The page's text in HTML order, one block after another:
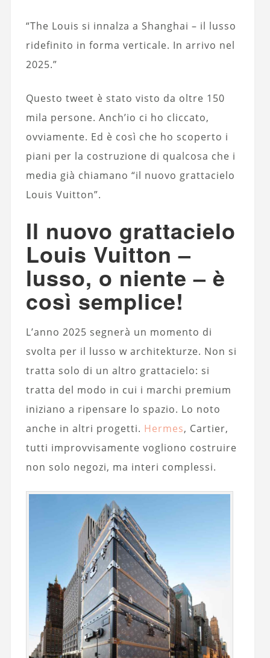
“The Louis si innalza a Shanghai – il lusso
ridefinito in forma verticale. In arrivo nel
2025.”
Questo tweet è stato visto da oltre 150
mila persone. Anch’io ci ho cliccato,
ovviamente. Ed è così che ho scoperto i
piani per la costruzione di qualcosa che i
media già chiamano “il nuovo grattacielo
Louis Vuitton”.
Il nuovo grattacielo
Louis Vuitton –
lusso, o niente – è
così semplice!
L’anno 2025 segnerà un momento di
svolta per il lusso w architekturze. Non si
tratta solo di un altro grattacielo: si
tratta del modo in cui i marchi premium
iniziano a ripensare lo spazio. Lo noto
anche in altri progetti. Hermes, Cartier,
tutti improvvisamente vogliono costruire
non solo negozi, ma interi complessi.